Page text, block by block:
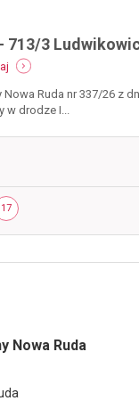
713/3
sprzedaż
działki
-
ludwikowice
przetarg
31
lipca
2026
Ruda nr 337/26 z
drodze I...
STRONA
17
Nowa Ruda